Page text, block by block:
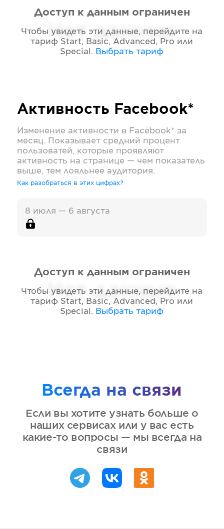
Нет данных
Доступ к данным ограничен
Чтобы увидеть эти данные, перейдите на
тариф Start, Basic, Advanced, Pro или
Special . Выбрать тариф
Активность Facebook*
Изменение активности в Facebook* за
месяц. Показывает средний процент
пользоватей, которые проявляют
активность на странице — чем показатель
выше, тем лояльнее аудитория.
Как разобраться в этих цифрах?
8 июля — 6 августа
Нет данных
Доступ к данным ограничен
Чтобы увидеть эти данные, перейдите на
тариф Start, Basic, Advanced, Pro или
Special . Выбрать тариф
Всегда на связи
Если вы хотите узнать больше о
наших сервисах или у вас есть
какие-то вопросы — мы всегда на
связи